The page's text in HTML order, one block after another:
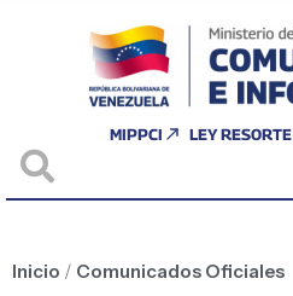
MIPPCI LEY RESORTE
Inicio / Comunicados Oficiales